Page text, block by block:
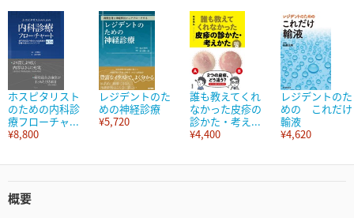
ホスピタリスト
のための内科診
療フローチャ...
¥8,800
レジデントのた
めの神経診療
¥5,720
誰も教えてくれ
なかった皮疹の
診かた・考え...
¥4,400
レジデントのた
めの これだけ
輸液
¥4,620
概要